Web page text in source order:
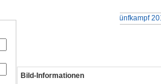
Bild-Informationen